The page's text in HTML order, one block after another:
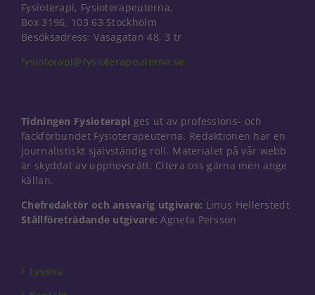
Fysioterapi, Fysioterapeuterna,
Box 3196, 103 63 Stockholm
Besöksadress: Vasagatan 48, 3 tr
fysioterapi@fysioterapeuterna.se
Tidningen Fysioterapi ges ut av professions- och
fackförbundet Fysioterapeuterna. Redaktionen har en
journalistiskt självständig roll. Materialet på vår webb
är skyddat av upphovsrätt. Citera oss gärna men ange
källan.
Chefredaktör och ansvarig utgivare: Linus Hellerstedt
Ställföreträdande utgivare: Agneta Persson
Lyssna
Nödvändiga